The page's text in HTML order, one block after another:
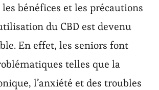
bénéfices et les précautions
du CBD est devenu
En effet, les seniors font
telles que la
l’anxiété et des troubles